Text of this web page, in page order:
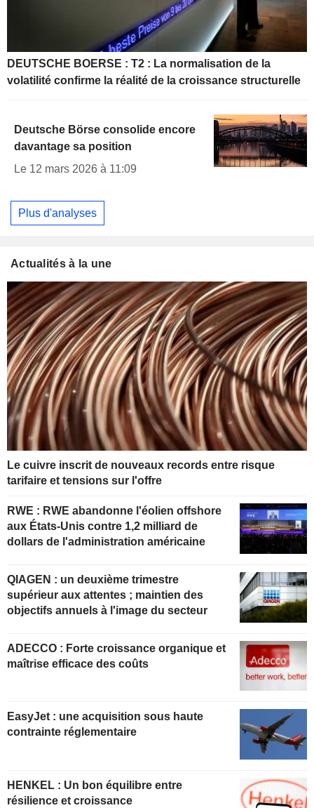
DEUTSCHE BOERSE : T2 : La normalisation de la
volatilité confirme la réalité de la croissance structurelle
Deutsche Börse consolide encore
davantage sa position
Le 12 mars 2026 à 11:09
Plus d'analyses
Actualités à la une
Le cuivre inscrit de nouveaux records entre risque
tarifaire et tensions sur l'offre
RWE : RWE abandonne l'éolien offshore
aux États-Unis contre 1,2 milliard de
dollars de l'administration américaine
QIAGEN : un deuxième trimestre
supérieur aux attentes ; maintien des
objectifs annuels à l'image du secteur
ADECCO : Forte croissance organique et
maîtrise efficace des coûts
EasyJet : une acquisition sous haute
contrainte réglementaire
HENKEL : Un bon équilibre entre
résilience et croissance